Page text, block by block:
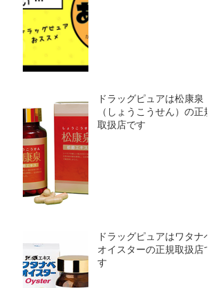
ドラッグピュアは松康泉
（しょうこうせん）の正規
取扱店です
ドラッグピュアはワタナベ
オイスターの正規取扱店で
す